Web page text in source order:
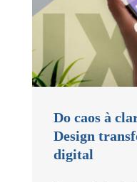
Do caos à
Design
digital